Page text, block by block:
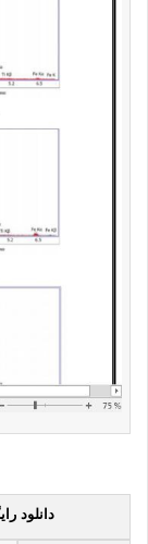
دانلود